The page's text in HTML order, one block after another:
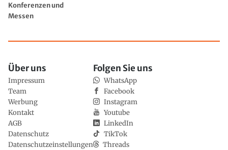
Konferenzen und
Messen
Über uns
Impressum
Team
Werbung
Kontakt
AGB
Datenschutz
Datenschutzeinstellungen
Folgen Sie uns
WhatsApp
Facebook
Instagram
Youtube
LinkedIn
TikTok
Threads